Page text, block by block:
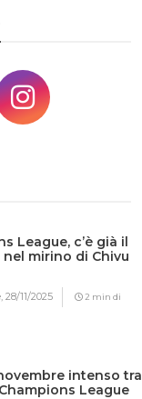
League, c’è già il
mirino di Chivu
28/11/2025 2 min di
intenso tra
League